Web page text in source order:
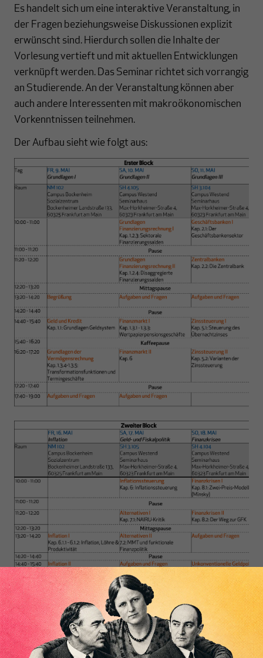
Es handelt sich um eine interaktive Veranstaltung, in
der Fragen beziehungsweise Diskussionen explizit
erwünscht sind. Hierdurch sollen die Inhalte der
Vorlesung vertieft und mit aktuellen Entwicklungen
verknüpft werden. Das Seminar richtet sich vorrangig
an Studierende. An der Veranstaltung können aber
auch andere Interessenten mit makroökonomischen
Vorkenntnissen teilnehmen.
Der Aufbau sieht wie folgt aus: